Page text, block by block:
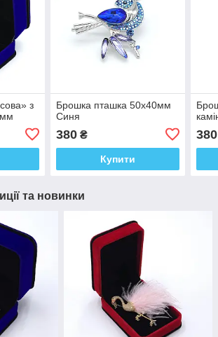
з
Брошка пташка 50х40мм
Синя
380₴
Купити
380
та новинки